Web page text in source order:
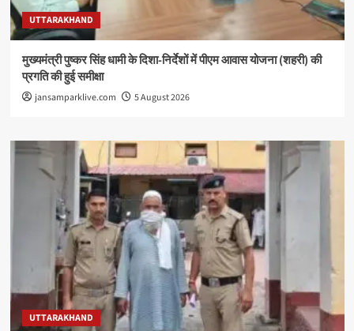
UTTARAKHAND
मुख्यमंत्री पुष्कर सिंह धामी के दिशा-निर्देशों में पीएम आवास योजना (शहरी) की
प्रगति की हुई समीक्षा
jansamparklive.com 5 August 2026
UTTARAKHAND